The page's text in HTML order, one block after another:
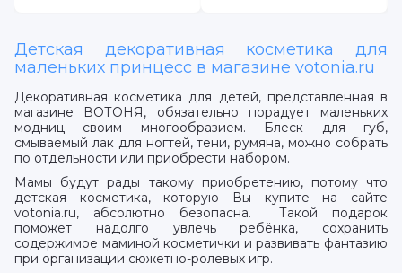
Детская декоративная косметика для
маленьких принцесс в магазине votonia.ru
Декоративная косметика для детей, представленная в
магазине ВОТОНЯ, обязательно порадует маленьких
модниц своим многообразием. Блеск для губ,
смываемый лак для ногтей, тени, румяна, можно собрать
по отдельности или приобрести набором.
Мамы будут рады такому приобретению, потому что
детская косметика, которую Вы купите на сайте
votonia.ru, абсолютно безопасна. Такой подарок
поможет надолго увлечь ребёнка, сохранить
содержимое маминой косметички и развивать фантазию
при организации сюжетно-ролевых игр.